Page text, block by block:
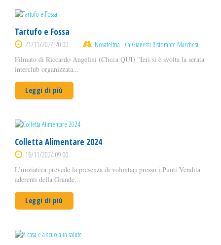
Tartufo e Fossa
21/11/2024 20:00
Novafeltria - Ca Gianessi Ristorante Marchesi
Filmato di Riccardo Angelini (Clicca QUI) "Ieri si è svolta la serata
interclub organizzata...
Leggi di più
Colletta Alimentare 2024
16/11/2024 09:00
L’iniziativa prevede la presenza di volontari presso i Punti Vendita
aderenti della Grande...
Leggi di più